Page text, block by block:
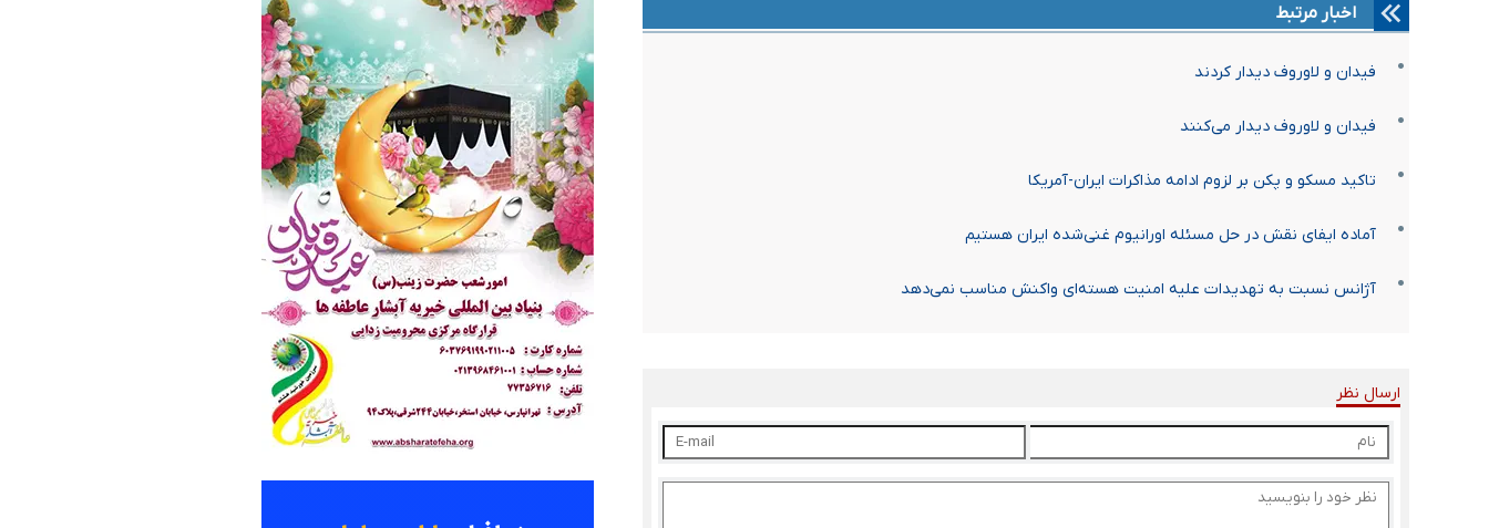
اخبار مرتبط
فیدان و لاوروف دیدار کردند
فیدان و لاوروف دیدار می‌کنند
تاکید مسکو و پکن بر لزوم ادامه مذاکرات ایران-آمریکا
آماده ایفای نقش در حل مسئله اورانیوم غنی‌شده ایران هستیم
آژانس نسبت به تهدیدات علیه امنیت هسته‌ای واکنش مناسب نمی‌دهد
ارسال نظر